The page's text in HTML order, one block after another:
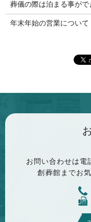
葬儀の際は泊まる事がで
年末年始の営業について
お問い合わせは電
創葬館までお